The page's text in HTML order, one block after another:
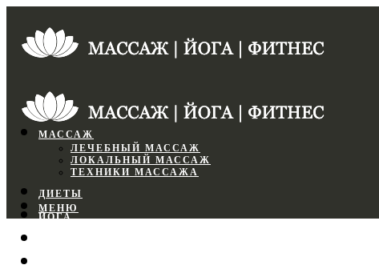
МАССАЖ
ЛЕЧЕБНЫЙ МАССАЖ
ЛОКАЛЬНЫЙ МАССАЖ
ТЕХНИКИ МАССАЖА
ДИЕТЫ
ЙОГА
МЕНЮ